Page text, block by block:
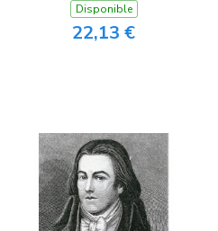
Disponible
22,13 €